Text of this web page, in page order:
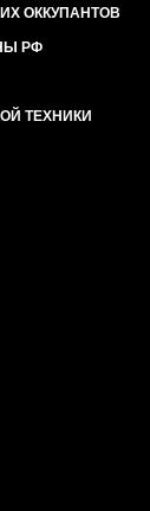
ОККУПАНТОВ
РФ
ТЕХНИКИ